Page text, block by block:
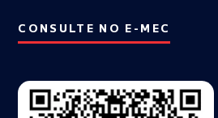
CONSULTE NO E-MEC